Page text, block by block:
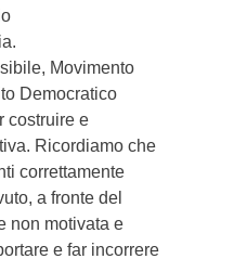
Movimento
Democratico
costruire e
Ricordiamo che
correttamente
a fronte del
non motivata e
e far incorrere